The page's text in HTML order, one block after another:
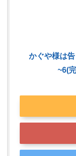
かぐや様は
~6(